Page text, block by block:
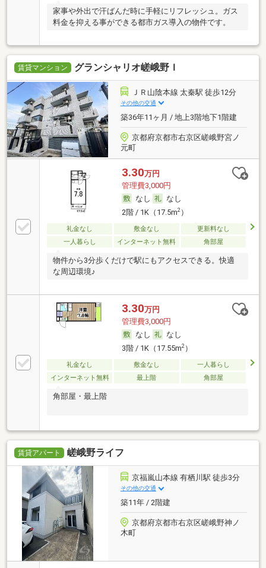
家事や外出で汗ばんだ時に手軽にリフレッシュ。ガス
料金を抑える事ができる都市ガス導入の物件です。
賃貸マンション グランシャリオ嵯峨野Ｉ
ＪＲ山陰本線 太秦駅 徒歩12分
その他の交通
築36年11ヶ月 / 地上3階地下1階建
京都府京都市右京区嵯峨野宮ノ
元町
3.30万円
管理費3,000円
なし
なし
2階 / 1K（17.5m2）
礼金なし 敷金なし
更新料なし
一人暮らし
インターネット無料 角部屋
物件から3分歩くだけで駅にもアクセスできる。快適
な周辺環境♪
3.30万円
管理費3,000円
なし
なし
3階 / 1K（17.55m2）
礼金なし 敷金なし
一人暮らし
インターネット無料
最上階 角部屋
角部屋・最上階
賃貸アパート 嵯峨野ライフ
京福嵐山本線 有栖川駅 徒歩3分
その他の交通
築11年 / 2階建
京都府京都市右京区嵯峨野神ノ
木町